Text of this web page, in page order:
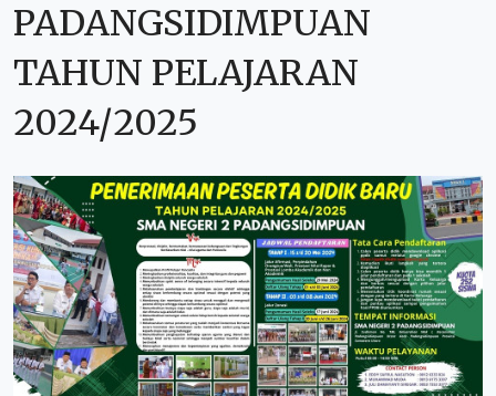
PADANGSIDIMPUAN
TAHUN PELAJARAN
2024/2025